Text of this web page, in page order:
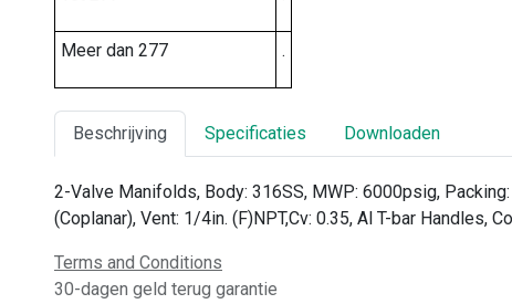
Meer dan 277 .
Beschrijving Specificaties Downloaden
2-Valve Manifolds, Body: 316SS, MWP: 6000psig,
(Coplanar), Vent: 1/4in. (F)NPT,Cv: 0.35, Al T-bar Handles,
Terms and Conditions
30-dagen geld terug garantie